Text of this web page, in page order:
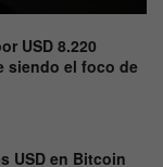
USD 8.220
siendo el foco de
USD en Bitcoin